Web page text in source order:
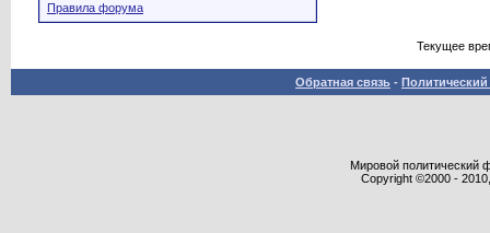
Правила форума
Текущее
Обратная связь -
Мировой политический
Copyright ©2000 -